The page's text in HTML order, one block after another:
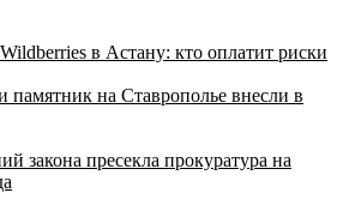
в Астану: кто оплатит риски
памятник на Ставрополье внесли в
закона пресекла прокуратура на